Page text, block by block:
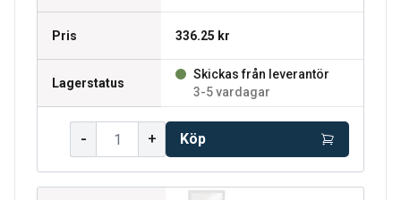
Pris 336.25 kr
Lagerstatus
Skickas från leverantör
3-5 vardagar
- + Köp